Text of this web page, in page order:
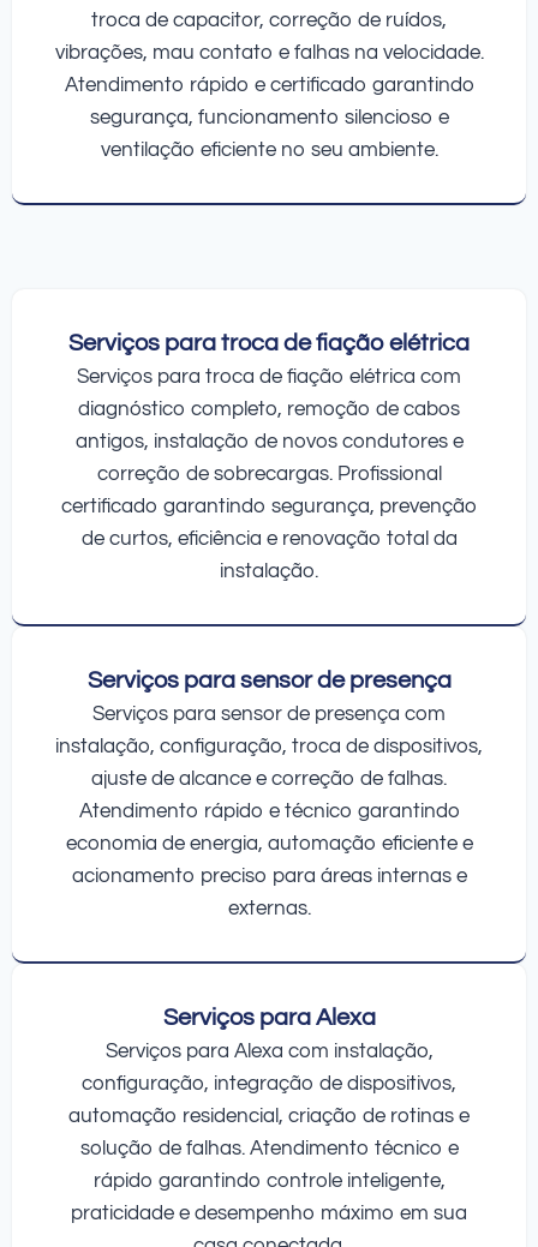
troca de capacitor, correção de ruídos,
vibrações, mau contato e falhas na velocidade.
Atendimento rápido e certificado garantindo
segurança, funcionamento silencioso e
ventilação eficiente no seu ambiente.
Serviços para troca de fiação elétrica
Serviços para troca de fiação elétrica com
diagnóstico completo, remoção de cabos
antigos, instalação de novos condutores e
correção de sobrecargas. Profissional
certificado garantindo segurança, prevenção
de curtos, eficiência e renovação total da
instalação.
Serviços para sensor de presença
Serviços para sensor de presença com
instalação, configuração, troca de dispositivos,
ajuste de alcance e correção de falhas.
Atendimento rápido e técnico garantindo
economia de energia, automação eficiente e
acionamento preciso para áreas internas e
externas.
Serviços para Alexa
Serviços para Alexa com instalação,
configuração, integração de dispositivos,
automação residencial, criação de rotinas e
solução de falhas. Atendimento técnico e
rápido garantindo controle inteligente,
praticidade e desempenho máximo em sua